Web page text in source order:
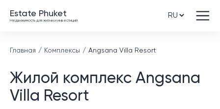
Estate Phuket
Недвижимость для жизни и инвестиций
Главная Комплексы Angsana Villa Resort
Жилой комплекс Angsana
Villa Resort